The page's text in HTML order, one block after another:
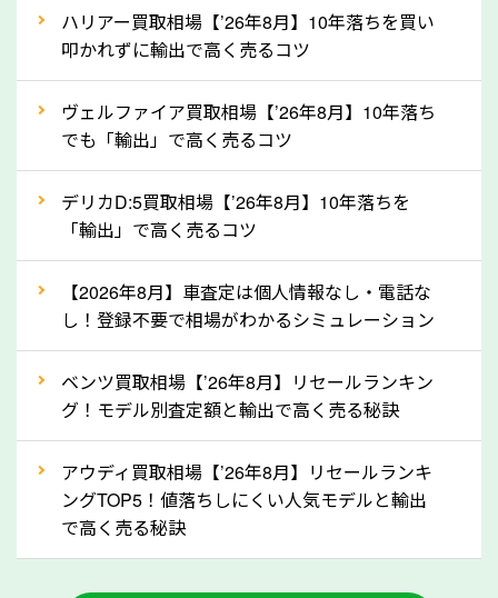
車検の満了日
内装や外装の状態
定を行い高価買取価格をつけやすくなります。
ってきます！
自動車税の還付金は、先に年払いしていた自動車税が
月割りで返還されるものです。ですから、自動車税の
還付金は早めに売却するほど多く還付されます。不要
な車は早めに廃車手続きをしたほうが良いでしょう。
③自動車税の還付金の扱いについて確認し
ましょう！
車を廃車にすると、自動車税の還付金を受け取ること
ができる場合があります。廃車買取業者の中には、還
付金をお客様に返還しない業者もあります。廃車査定
ハリアー買取相場【’26年8月】10年落ちを買い
叩かれずに輸出で高く売るコツ
ヴェルファイア買取相場【’26年8月】10年落ち
でも「輸出」で高く売るコツ
デリカD:5買取相場【’26年8月】10年落ちを
「輸出」で高く売るコツ
【2026年8月】車査定は個人情報なし・電話な
し！登録不要で相場がわかるシミュレーション
ベンツ買取相場【’26年8月】リセールランキン
グ！モデル別査定額と輸出で高く売る秘訣
アウディ買取相場【’26年8月】リセールランキ
ングTOP5！値落ちしにくい人気モデルと輸出
で高く売る秘訣